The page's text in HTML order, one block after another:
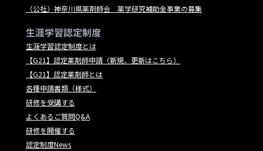
（公社）神奈川県薬剤師会 薬学研究補助金事業の募集
生涯学習認定制度
生涯学習認定制度とは
【G21】認定薬剤師申請（新規、更新はこちら）
【G21】認定薬剤師とは
各種申請書類（様式）
研修を受講する
よくあるご質問Q&A
研修を開催する
認定制度News